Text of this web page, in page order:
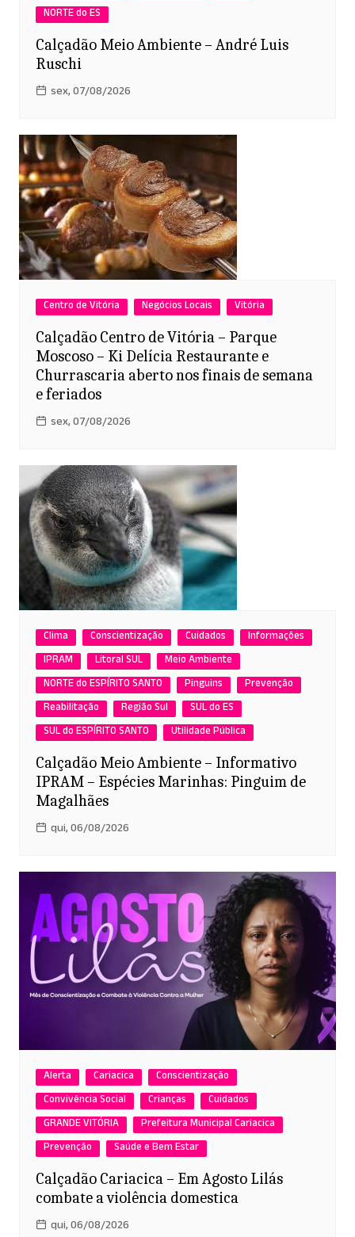
NORTE do ES
Calçadão Meio Ambiente – André Luis
Ruschi
sex, 07/08/2026
Centro de Vitória Negócios Locais Vitória
Calçadão Centro de Vitória – Parque
Moscoso – Ki Delícia Restaurante e
Churrascaria aberto nos finais de semana
e feriados
sex, 07/08/2026
Clima Conscientização Cuidados
Informações
IPRAM
Litoral SUL
Meio Ambiente
NORTE do ESPÍRITO SANTO
Pinguins
Prevenção
Reabilitação
Região Sul
SUL do ES
SUL do ESPÍRITO SANTO
Utilidade Pública
Calçadão Meio Ambiente – Informativo
IPRAM – Espécies Marinhas: Pinguim de
Magalhães
qui, 06/08/2026
Alerta Cariacica
Conscientização
Convivência Social
Crianças
Cuidados
GRANDE VITÓRIA
Prefeitura Municipal Cariacica
Prevenção
Saúde e Bem Estar
Calçadão Cariacica – Em Agosto Lilás
combate a violência domestica
qui, 06/08/2026